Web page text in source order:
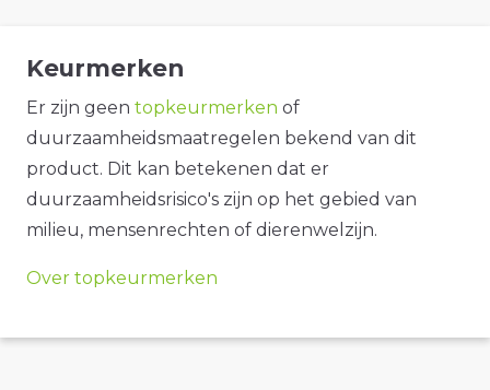
Keurmerken
Er zijn geen topkeurmerken of
duurzaamheidsmaatregelen bekend van dit
product. Dit kan betekenen dat er
duurzaamheidsrisico's zijn op het gebied van
milieu, mensenrechten of dierenwelzijn.
Over topkeurmerken